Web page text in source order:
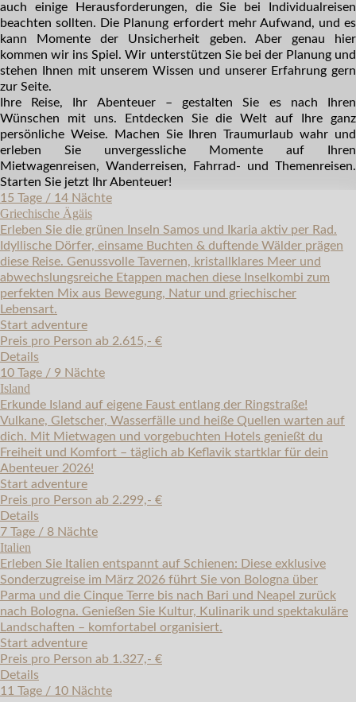
auch einige
Herausforderungen, die Sie bei Individualreisen
beachten sollten. Die Planung erfordert mehr Aufwand, und es
kann Momente der Unsicherheit geben. Aber genau hier
kommen wir ins Spiel. Wir unterstützen Sie bei der Planung und
stehen Ihnen mit unserem Wissen und unserer Erfahrung gern
zur Seite.
Ihre Reise, Ihr Abenteuer – gestalten Sie es nach Ihren
Wünschen mit uns. Entdecken Sie die Welt auf Ihre ganz
persönliche Weise. Machen Sie Ihren Traumurlaub wahr und
erleben Sie unvergessliche Momente auf Ihren
Mietwagenreisen, Wanderreisen, Fahrrad- und Themenreisen.
Starten Sie jetzt Ihr Abenteuer!
15 Tage / 14 Nächte
Griechische Ägäis
Erleben Sie die grünen Inseln Samos und Ikaria aktiv per Rad.
Idyllische Dörfer, einsame Buchten & duftende Wälder prägen
diese Reise. Genussvolle Tavernen, kristallklares Meer und
abwechslungsreiche Etappen machen diese Inselkombi zum
perfekten Mix aus Bewegung, Natur und griechischer
Lebensart.
Start adventure
Preis pro Person ab 2.615,- €
Details
10 Tage / 9 Nächte
Island
Erkunde Island auf eigene Faust entlang der Ringstraße!
Vulkane, Gletscher, Wasserfälle und heiße Quellen warten auf
dich. Mit Mietwagen und vorgebuchten Hotels genießt du
Freiheit und Komfort – täglich ab Keflavik startklar für dein
Abenteuer 2026!
Start adventure
Preis pro Person ab 2.299,- €
Details
7 Tage / 8 Nächte
Italien
Erleben Sie Italien entspannt auf Schienen: Diese exklusive
Sonderzugreise im März 2026 führt Sie von Bologna über
Parma und die Cinque Terre bis nach Bari und Neapel zurück
nach Bologna. Genießen Sie Kultur, Kulinarik und spektakuläre
Landschaften – komfortabel organisiert.
Start adventure
Preis pro Person ab 1.327,- €
Details
11 Tage / 10 Nächte